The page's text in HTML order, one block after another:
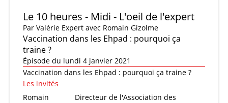
Le 10 heures - Midi - L'oeil de l'expert
Par Valérie Expert avec Romain Gizolme
Vaccination dans les Ehpad : pourquoi ça
traine ?
Épisode du lundi 4 janvier 2021
Vaccination dans les Ehpad : pourquoi ça traine ?
Les invités
Romain
Directeur de l'Association des